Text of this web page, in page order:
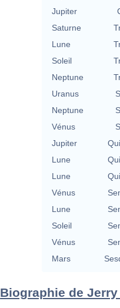
Jupiter
Saturne
Lune
Soleil
Neptune
Uranus
Neptune
Vénus
Jupiter
Lune
Lune
Vénus
Lune
Soleil
Vénus
Mars
Biographie de